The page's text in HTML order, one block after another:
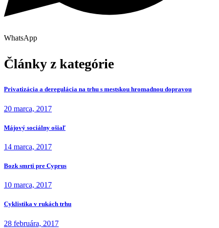
WhatsApp
Články z kategórie
Privatizácia a deregulácia na trhu s mestskou hromadnou dopravou
20 marca, 2017
Májový sociálny ošiaľ
14 marca, 2017
Bozk smrti pre Cyprus
10 marca, 2017
Cyklistika v rukách trhu
28 februára, 2017